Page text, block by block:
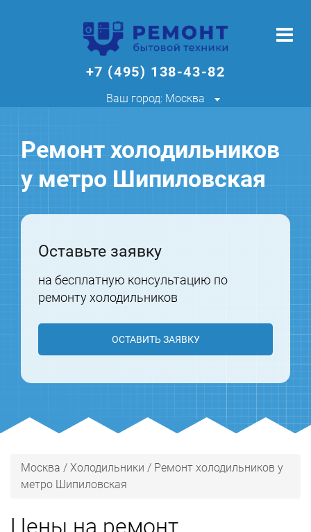
+7 (495) 138-43-82
Ваш город: Москва
Ремонт холодильников
у метро Шипиловская
Оставьте заявку
на бесплатную консультацию по
ремонту холодильников
ОСТАВИТЬ ЗАЯВКУ
Москва / Холодильники / Ремонт холодильников у
метро Шипиловская
Цены на ремонт